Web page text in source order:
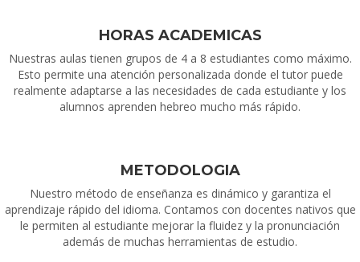
HORAS ACADEMICAS
Nuestras aulas tienen grupos de 4 a 8 estudiantes como máximo.
Esto permite una atención personalizada donde el tutor puede
realmente adaptarse a las necesidades de cada estudiante y los
alumnos aprenden hebreo mucho más rápido.
METODOLOGIA
Nuestro método de enseñanza es dinámico y garantiza el
aprendizaje rápido del idioma. Contamos con docentes nativos que
le permiten al estudiante mejorar la fluidez y la pronunciación
además de muchas herramientas de estudio.